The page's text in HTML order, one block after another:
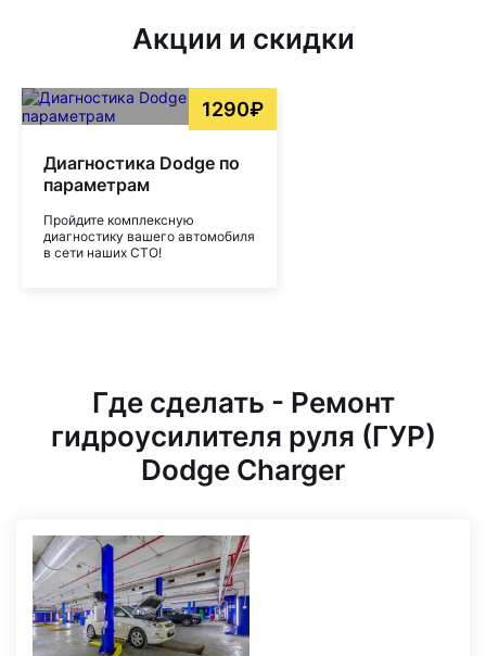
Акции и скидки
1290₽
Диагностика Dodge по
параметрам
Пройдите комплексную
диагностику вашего автомобиля
в сети наших СТО!
Где сделать - Ремонт
гидроусилителя руля (ГУР)
Dodge Charger